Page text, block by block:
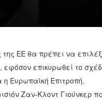
ΕΕ θα πρέπει να
εφόσον επικυρωθεί το
η Ευρωπαϊκή Επιτροπή.
Ζαν-Κλοντ Γιούνκερ